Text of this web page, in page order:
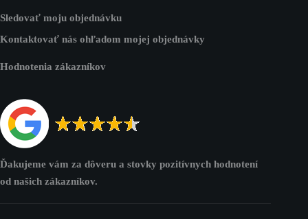
Sledovať moju objednávku
Kontaktovať nás ohľadom mojej objednávky
Hodnotenia zákazníkov
Ďakujeme vám za dôveru a stovky pozitívnych hodnotení
od našich zákazníkov.